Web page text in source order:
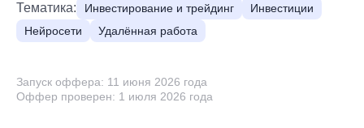
Тематика: Инвестирование и трейдинг
Инвестиции
Нейросети
Удалённая работа
Запуск оффера: 11 июня 2026 года
Оффер проверен: 1 июля 2026 года